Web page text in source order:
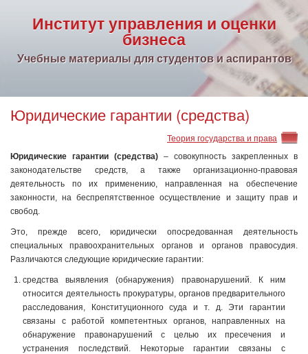
Институт управления и оценки
бизнеса
Учебные материалы для студентов и аспирантов
Юридические гарантии (средства)
Теория государства и права
Юридические гарантии (средства) – совокупность закрепленных в
законодательстве средств, а также организационно-правовая
деятельность по их применению, направленная на обеспечение
законности, на беспрепятственное осуществление и защиту прав и
свобод.
Это, прежде всего, юридически опосредованная деятельность
специальных правоохранительных органов и органов правосудия.
Различаются следующие юридические гарантии:
средства выявления (обнаружения) правонарушений. К ним
относится деятельность прокуратуры, органов предварительного
расследования, Конституционного суда и т. д. Эти гарантии
связаны с работой компетентных органов, направленных на
обнаружение правонарушений с целью их пресечения и
устранения последствий. Некоторые гарантии связаны с